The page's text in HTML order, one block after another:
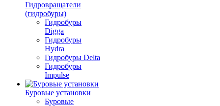
Гидровращатели
(гидробуры)
Гидробуры
Digga
Гидробуры
Hydra
Гидробуры Delta
Гидробуры
Impulse
Буровые установки
Буровые